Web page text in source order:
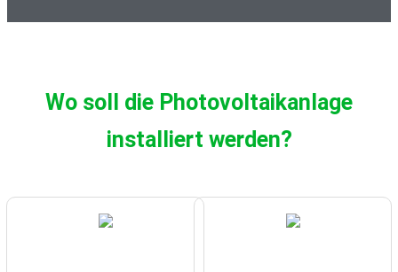
Wo soll die Photovoltaikanlage
installiert werden?